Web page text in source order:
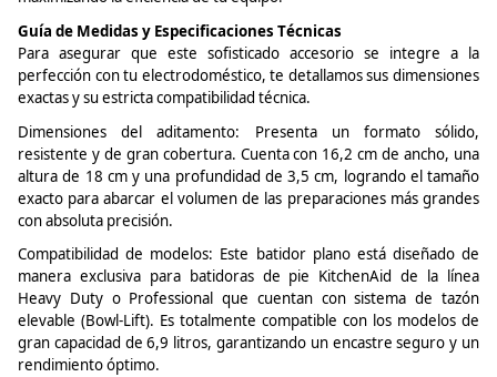
Guía de Medidas y Especificaciones Técnicas
Para asegurar que este sofisticado accesorio se integre a la
perfección con tu electrodoméstico, te detallamos sus dimensiones
exactas y su estricta compatibilidad técnica.
Dimensiones del aditamento: Presenta un formato sólido,
resistente y de gran cobertura. Cuenta con 16,2 cm de ancho, una
altura de 18 cm y una profundidad de 3,5 cm, logrando el tamaño
exacto para abarcar el volumen de las preparaciones más grandes
con absoluta precisión.
Compatibilidad de modelos: Este batidor plano está diseñado de
manera exclusiva para batidoras de pie KitchenAid de la línea
Heavy Dutyo Professional que cuentan con sistema de tazón
elevable (Bowl-Lift). Es totalmente compatible con los modelos de
gran capacidad de 6,9 litros, garantizando un encastre seguro y un
rendimiento óptimo.